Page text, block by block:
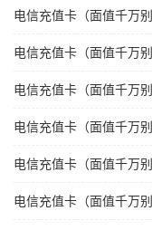
电信充值卡（面值千万
电信充值卡（面值千万
电信充值卡（面值千万
电信充值卡（面值千万
电信充值卡（面值千万
电信充值卡（面值千万